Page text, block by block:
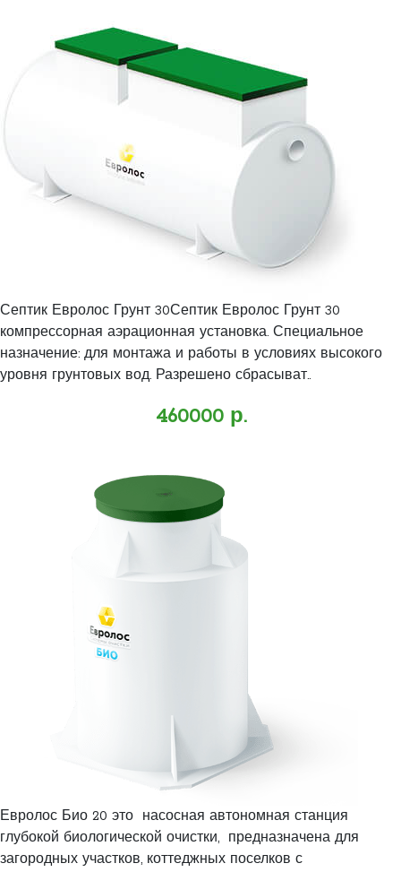
Септик Евролос Грунт 30Септик Евролос Грунт 30
компрессорная аэрационная установка. Специальное
назначение: для монтажа и работы в условиях высокого
уровня грунтовых вод. Разрешено сбрасыват..
460000 р.
Евролос Био 20 это насосная автономная станция
глубокой биологической очистки, предназначена для
загородных участков, коттеджных поселков с